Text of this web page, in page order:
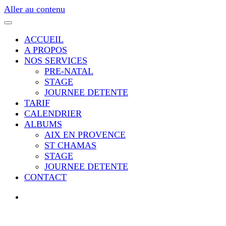
Aller au contenu
ACCUEIL
A PROPOS
NOS SERVICES
PRE-NATAL
STAGE
JOURNEE DETENTE
TARIF
CALENDRIER
ALBUMS
AIX EN PROVENCE
ST CHAMAS
STAGE
JOURNEE DETENTE
CONTACT